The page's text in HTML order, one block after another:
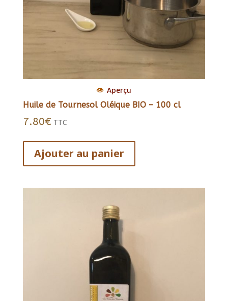
Aperçu
Huile de Tournesol Oléique BIO – 100 cl
7.80€ TTC
Ajouter au panier